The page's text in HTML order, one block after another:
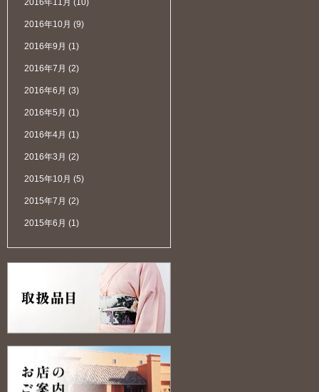
2016年11月 (10)
2016年10月 (9)
2016年9月 (1)
2016年7月 (2)
2016年6月 (3)
2016年5月 (1)
2016年4月 (1)
2016年3月 (2)
2015年10月 (5)
2015年7月 (2)
2015年6月 (1)